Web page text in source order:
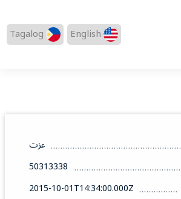
English
Tagalog
عزت
50313338
2015-10-01T14:34:00.000Z